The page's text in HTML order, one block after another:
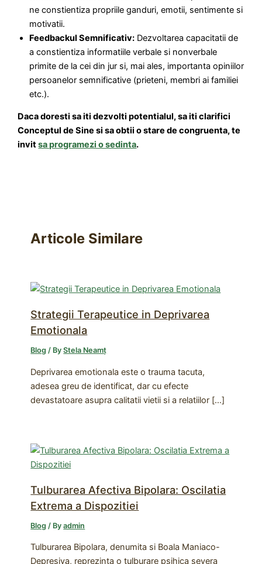
ne constientiza propriile ganduri, emotii, sentimente si
motivatii.
Feedbackul Semnificativ: Dezvoltarea capacitatii de
a constientiza informatiile verbale si nonverbale
primite de la cei din jur si, mai ales, importanta opiniilor
persoanelor semnificative (prieteni, membri ai familiei
etc.).
Daca doresti sa iti dezvolti potentialul, sa iti clarifici
Conceptul de Sine si sa obtii o stare de congruenta, te
invitsa programezi o sedinta.
Articole Similare
Strategii Terapeutice in Deprivarea
Emotionala
Blog / ByStela Neamț
Deprivarea emotionala este o trauma tacuta,
adesea greu de identificat, dar cu efecte
devastatoare asupra calitatii vietii si a relatiilor […]
Tulburarea Afectiva Bipolara: Oscilatia
Extrema a Dispozitiei
Blog / Byadmin
Tulburarea Bipolara, denumita si Boala Maniaco-
Depresiva, reprezinta o tulburare psihica severa